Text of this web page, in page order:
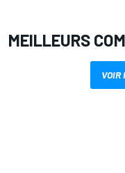
MEILLEURS
VOIR